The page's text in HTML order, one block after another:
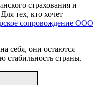
страхования и
тех, кто хочет
сопровождение ООО
себя, они остаются
стабильность страны.